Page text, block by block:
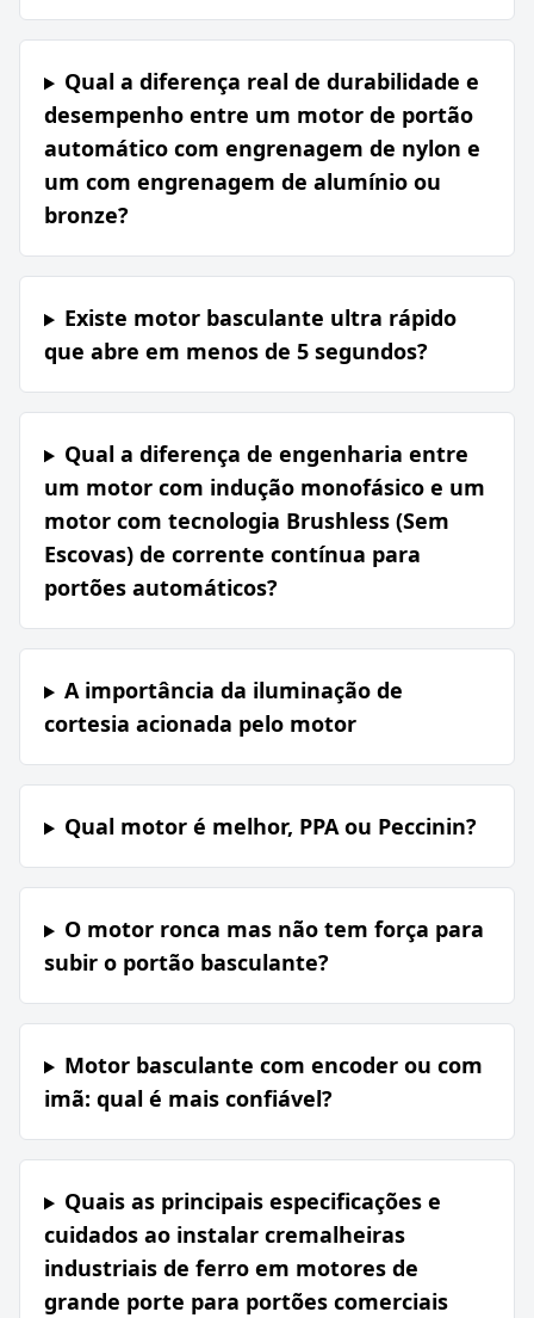
Qual a diferença real de durabilidade e
desempenho entre um motor de portão
automático com engrenagem de nylon e
um com engrenagem de alumínio ou
bronze?
Existe motor basculante ultra rápido
que abre em menos de 5 segundos?
Qual a diferença de engenharia entre
um motor com indução monofásico e um
motor com tecnologia Brushless (Sem
Escovas) de corrente contínua para
portões automáticos?
A importância da iluminação de
cortesia acionada pelo motor
Qual motor é melhor, PPA ou Peccinin?
O motor ronca mas não tem força para
subir o portão basculante?
Motor basculante com encoder ou com
imã: qual é mais confiável?
Quais as principais especificações e
cuidados ao instalar cremalheiras
industriais de ferro em motores de
grande porte para portões comerciais